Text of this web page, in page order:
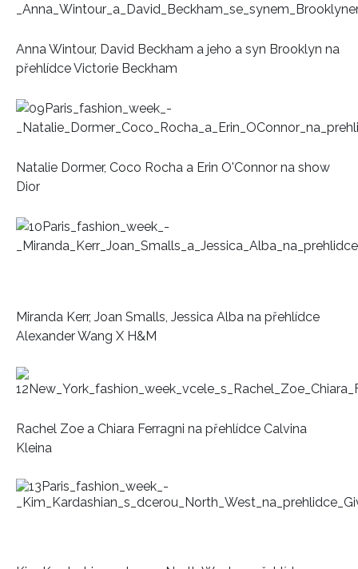
Anna Wintour, David Beckham a jeho a syn Brooklyn na
přehlídce Victorie Beckham
Natalie Dormer, Coco Rocha a Erin O'Connor na show
Dior
Miranda Kerr, Joan Smalls, Jessica Alba na přehlídce
Alexander Wang X H&M
Rachel Zoe a Chiara Ferragni na přehlídce Calvina
Kleina